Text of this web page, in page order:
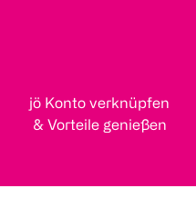
jö Konto verknüpfen
& Vorteile genießen